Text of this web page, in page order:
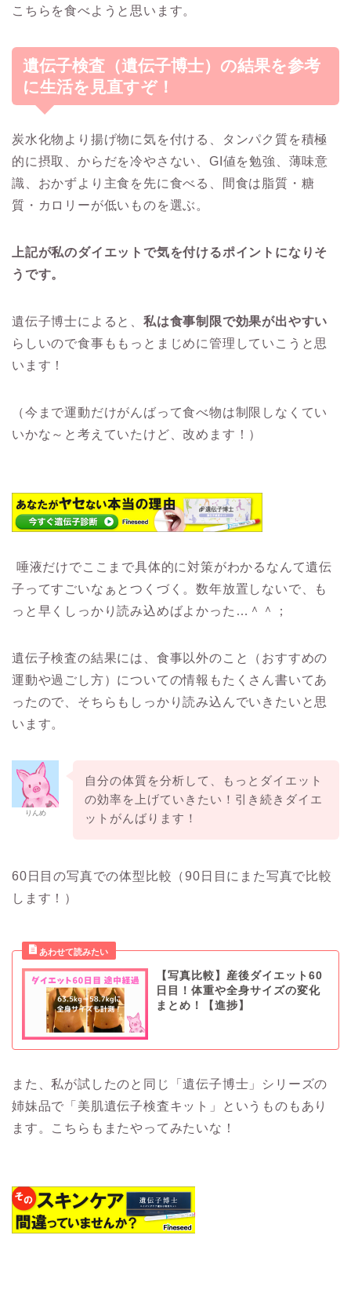
こちらを食べようと思います。
遺伝子検査（遺伝子博士）の結果を参考
に生活を見直すぞ！
炭水化物より揚げ物に気を付ける、タンパク質を積極
的に摂取、からだを冷やさない、GI値を勉強、薄味意
識、おかずより主食を先に食べる、間食は脂質・糖
質・カロリーが低いものを選ぶ。
上記が私のダイエットで気を付けるポイントになりそ
うです。
遺伝子博士によると、 私は食事制限で効果が出やすい
らしいので食事ももっとまじめに管理していこうと思
います！
（今まで運動だけがんばって食べ物は制限しなくてい
いかな～と考えていたけど、改めます！）
唾液だけでここまで具体的に対策がわかるなんて遺伝
子ってすごいなぁとつくづく。数年放置しないで、も
っと早くしっかり読み込めばよかった…＾＾；
遺伝子検査の結果には、食事以外のこと（おすすめの
運動や過ごし方）についての情報もたくさん書いてあ
ったので、そちらもしっかり読み込んでいきたいと思
います。
りんめ
自分の体質を分析して、もっとダイエット
の効率を上げていきたい！引き続きダイエ
ットがんばります！
60日目の写真での体型比較（90日目にまた写真で比較
します！）
【写真比較】産後ダイエット60
日目！体重や全身サイズの変化
まとめ！【進捗】
また、私が試したのと同じ「遺伝子博士」シリーズの
姉妹品で「美肌遺伝子検査キット」というものもあり
ます。こちらもまたやってみたいな！